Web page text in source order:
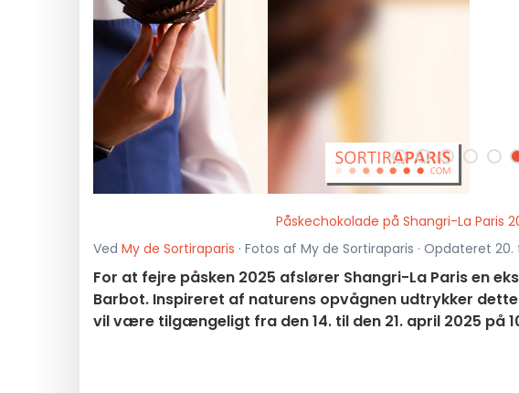
Påskechokolade på Shangri-La Paris
Ved My de Sortiraparis · Fotos af My de Sortiraparis · Opdateret 20.
For at fejre påsken 2025 afslører Shangri-La Paris en
Barbot. Inspireret af naturens opvågnen udtrykker
vil være tilgængeligt fra den 14. til den 21. april 2025 på